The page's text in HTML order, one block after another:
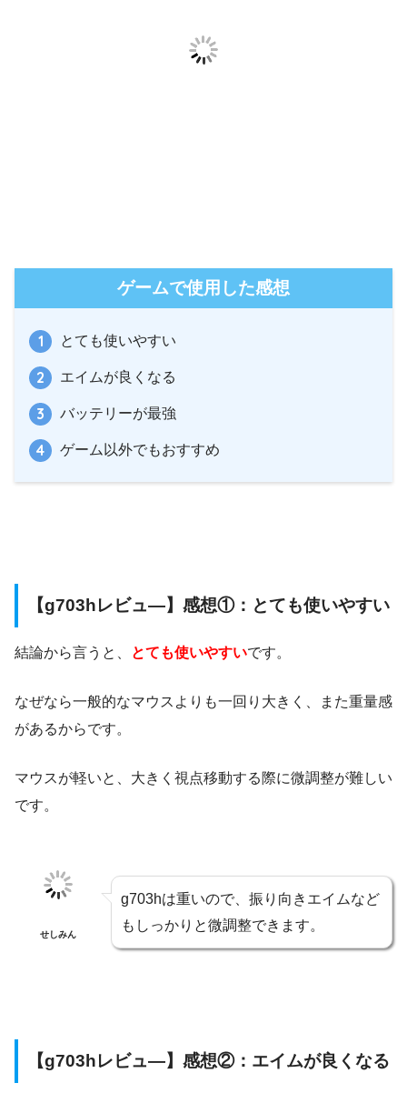
ゲームで使用した感想
とても使いやすい
エイムが良くなる
バッテリーが最強
ゲーム以外でもおすすめ
【g703hレビュ―】感想①：とても使いやすい
結論から言うと、 とても使いやすいです。
なぜなら一般的なマウスよりも一回り大きく、また重量感
があるからです。
マウスが軽いと、大きく視点移動する際に微調整が難しい
です。
せしみん
g703hは重いので、振り向きエイムなど
もしっかりと微調整できます。
【g703hレビュ―】感想②：エイムが良くなる